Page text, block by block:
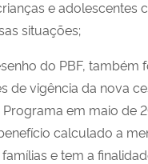
e adolescentes
situações;
do PBF, também
de vigência da nova
Programa em maio de
calculado a
etem a